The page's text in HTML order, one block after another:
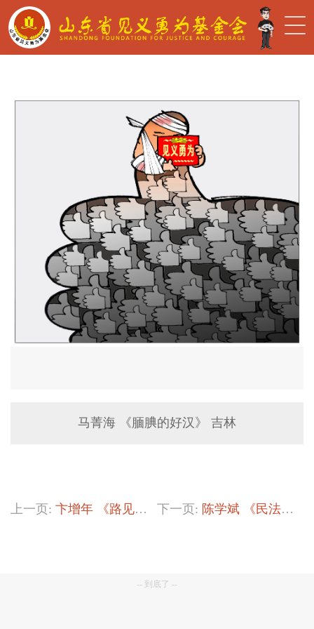
马菁海 《腼腆的好汉》 吉林
上一页: 卞增年 《路见不平谁在吼！》 下一页: 陈学斌 《民法典是见义勇为者的坚强后盾》
-- 到底了 --